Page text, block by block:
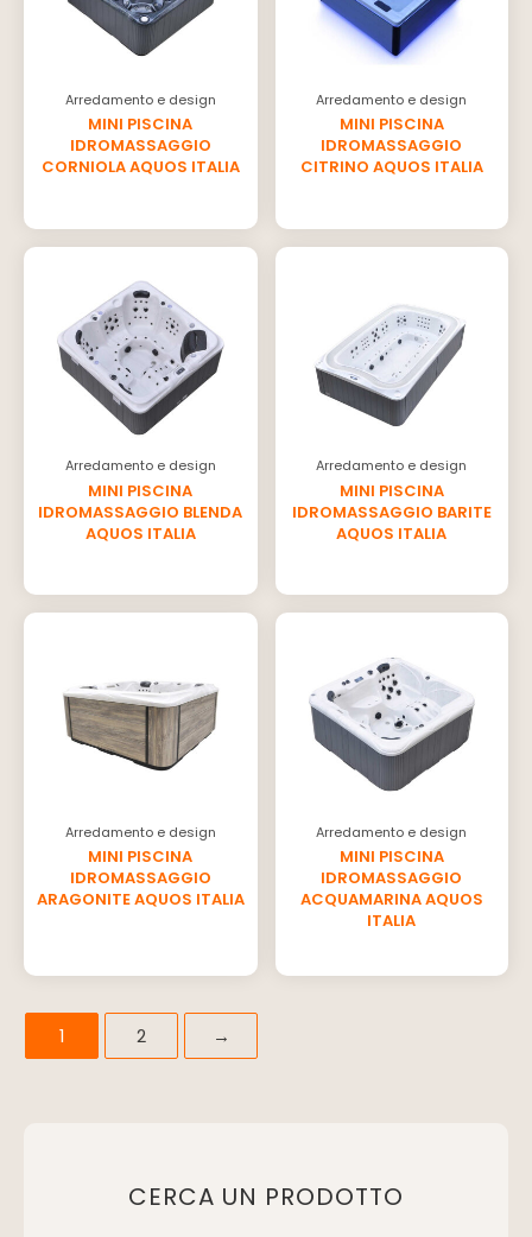
Arredamento e design
MINI PISCINA
IDROMASSAGGIO
CORNIOLA AQUOS ITALIA
Arredamento e design
MINI PISCINA
IDROMASSAGGIO
CITRINO AQUOS ITALIA
Arredamento e design
MINI PISCINA
IDROMASSAGGIO BLENDA
AQUOS ITALIA
Arredamento e design
MINI PISCINA
IDROMASSAGGIO BARITE
AQUOS ITALIA
Arredamento e design
MINI PISCINA
IDROMASSAGGIO
ARAGONITE AQUOS ITALIA
Arredamento e design
MINI PISCINA
IDROMASSAGGIO
ACQUAMARINA AQUOS
ITALIA
1 2 →
CERCA UN PRODOTTO